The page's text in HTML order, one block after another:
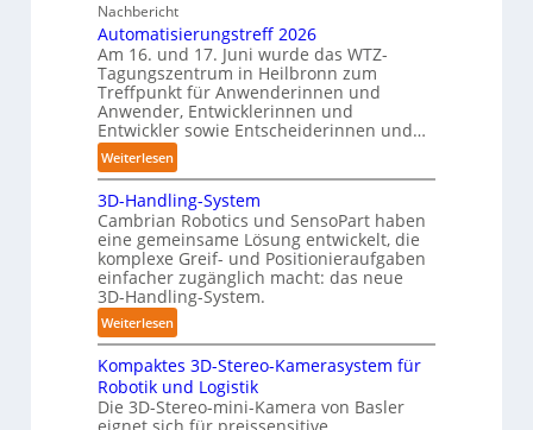
h
n
n
e
n
p
e
r
C
o
b
o
t
s
b
e
s
t
ä
n
d
i
g
e
P
o
l
y
m
e
Nachbericht
Automatisierungstreff 2026
Am 16. und 17. Juni wurde das WTZ-
Tagungszentrum in Heilbronn zum
Treffpunkt für Anwenderinnen und
Anwender, Entwicklerinnen und
Entwickler sowie Entscheiderinnen und…
Weiterlesen:
A
u
t
o
m
a
t
i
s
i
e
3D-Handling-System
Cambrian Robotics und SensoPart haben
eine gemeinsame Lösung entwickelt, die
komplexe Greif- und Positionieraufgaben
einfacher zugänglich macht: das neue
3D-Handling-System.
Weiterlesen:
3
D
-
H
Kompaktes 3D-Stereo-Kamerasystem für
Robotik und Logistik
Die 3D-Stereo-mini-Kamera von Basler